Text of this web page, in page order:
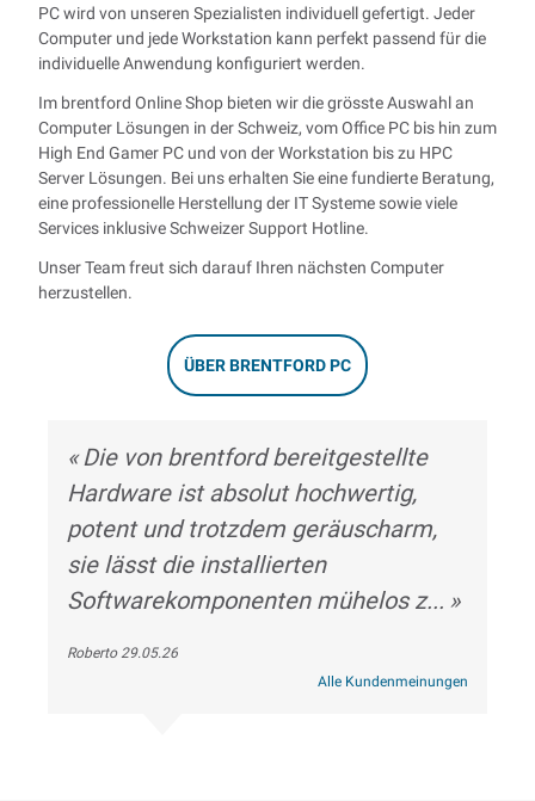
PC wird von unseren Spezialisten individuell gefertigt. Jeder
Computer und jede Workstation kann perfekt passend für die
individuelle Anwendung konfiguriert werden.
Im brentford Online Shop bieten wir die grösste Auswahl an
Computer Lösungen in der Schweiz, vom Office PC bis hin zum
High End Gamer PC und von der Workstation bis zu HPC
Server Lösungen. Bei uns erhalten Sie eine fundierte Beratung,
eine professionelle Herstellung der IT Systeme sowie viele
Services inklusive Schweizer Support Hotline.
Unser Team freut sich darauf Ihren nächsten Computer
herzustellen.
ÜBER BRENTFORD PC
Die von brentford bereitgestellte
Hardware ist absolut hochwertig,
potent und trotzdem geräuscharm,
sie lässt die installierten
Softwarekomponenten mühelos z...
Roberto 29.05.26
Alle Kundenmeinungen